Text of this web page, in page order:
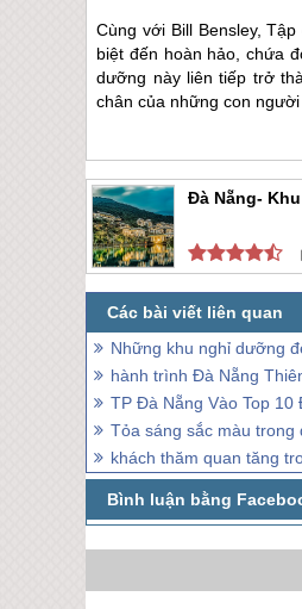
Cùng với Bill Bensley,
biệt đến hoàn hảo, chứa
dưỡng này liên tiếp trở
chân của những con
Đà Nẵng-
Những khu nghỉ dưỡng
hành trình Đà Nẵng
TP Đà Nẵng Vào Top
Tỏa sáng sắc màu trong
khách thăm quan tăng